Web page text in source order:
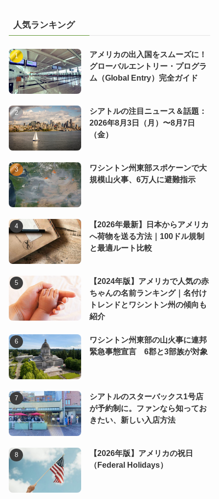
人気ランキング
アメリカの出入国をスムーズに！
グローバルエントリー・プログラ
ム（Global Entry）完全ガイド
シアトルの注目ニュース＆話題：
2026年8月3日（月）〜8月7日
（金）
ワシントン州東部スポケーンで大
規模山火事、6万人に避難指示
【2026年最新】日本からアメリカ
へ荷物を送る方法｜100ドル規制
と最適ルート比較
【2024年版】アメリカで人気の赤
ちゃんの名前ランキング｜名付け
トレンドとワシントン州の傾向も
紹介
ワシントン州東部の山火事に連邦
緊急事態宣言 6郡と3部族が対象
シアトルのスターバックス1号店
が予約制に。ファンなら知ってお
きたい、新しい入店方法
【2026年版】アメリカの祝日
（Federal Holidays）